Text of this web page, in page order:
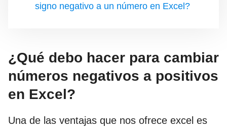
signo negativo a un número en Excel?
¿Qué debo hacer para cambiar
números negativos a positivos
en Excel?
Una de las ventajas que nos ofrece excel es